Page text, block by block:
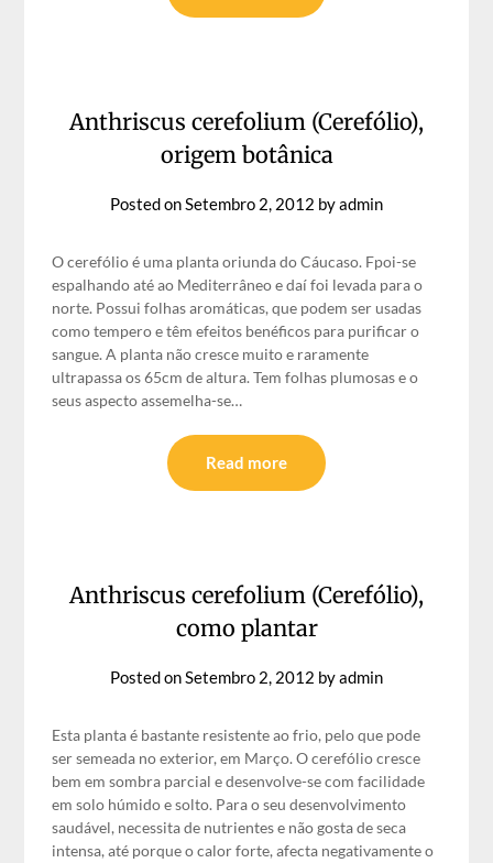
Anthriscus cerefolium (Cerefólio),
origem botânica
Posted onSetembro 2, 2012 byadmin
O cerefólio é uma planta oriunda do Cáucaso. Fpoi-se
espalhando até ao Mediterrâneo e daí foi levada para o
norte. Possui folhas aromáticas, que podem ser usadas
como tempero e têm efeitos benéficos para purificar o
sangue. A planta não cresce muito e raramente
ultrapassa os 65cm de altura. Tem folhas plumosas e o
seus aspecto assemelha-se…
Read more
Anthriscus cerefolium (Cerefólio),
como plantar
Posted onSetembro 2, 2012 byadmin
Esta planta é bastante resistente ao frio, pelo que pode
ser semeada no exterior, em Março. O cerefólio cresce
bem em sombra parcial e desenvolve-se com facilidade
em solo húmido e solto. Para o seu desenvolvimento
saudável, necessita de nutrientes e não gosta de seca
intensa, até porque o calor forte, afecta negativamente o